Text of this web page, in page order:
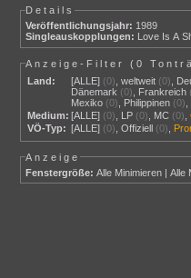
Details
Veröffentlichungsjahr: 1989
Singleauskopplungen: Love Is A
Anzeige-Filter (0
Land:
[ALLE] (0) ,weltweit (0)
Dänemark (0) Frankreich
Mexiko (0) Philippinen (0)
Medium: [ALLE] (0) LP (0) MC (0) ,
VÖ-Typ: [ALLE] (0) ,Offiziell (0)
Anzeige
Fenstergröße: Alle Minimieren |Alle